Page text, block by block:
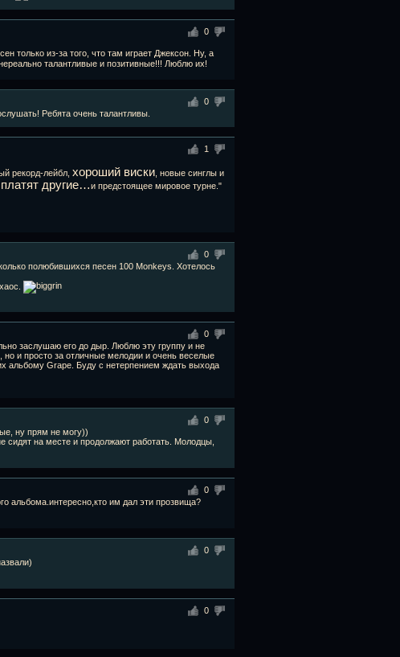
0
только из-за того, что там играет Джексон. Ну, а
талантливые и позитивные!!! Люблю их!
0
Ребята очень талантливы.
1
рекорд-лейбл, хороший виски , новые синглы и
другие…и предстоящее мировое турне."
0
полюбившихся песен 100 Monkeys. Хотелось
0
заслушаю его до дыр. Люблю эту группу и не
но и просто за отличные мелодии и очень веселые
альбому Grape. Буду с нетерпением ждать выхода
0
ну прям не могу))
сидят на месте и продолжают работать. Молодцы,
0
альбома.интересно,кто им дал эти прозвища?
0
0